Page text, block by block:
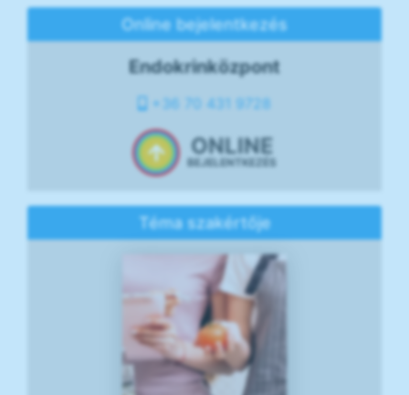
Online bejelentkezés
Endokrinközpont
+36 70 431 9728
ONLINE
BEJELENTKEZÉS
Téma szakértője